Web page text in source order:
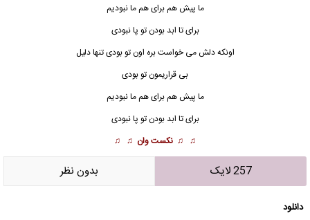
ما پیش هم برای هم ما نبودیم
برای تا ابد بودن تو پا نبودی
اونکه دلش می خواست بره اون تو بودی تنها دلیل
بی قراریمون تو بودی
ما پیش هم برای هم ما نبودیم
برای تا ابد بودن تو پا نبودی
♫ ♫ نکست وان ♫ ♫
257 لایک بدون نظر
دانلود